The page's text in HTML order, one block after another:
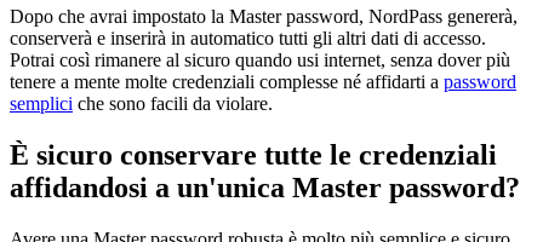
Dopo che avrai impostato la Master password, NordPass genererà,
conserverà e inserirà in automatico tutti gli altri dati di accesso.
Potrai così rimanere al sicuro quando usi internet, senza dover più
tenere a mente molte credenziali complesse né affidarti a password
semplici che sono facili da violare.
È sicuro conservare tutte le credenziali
affidandosi a un'unica Master password?